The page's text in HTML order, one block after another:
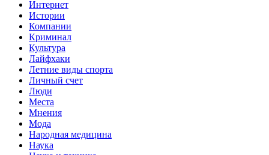
Интернет
Истории
Компании
Криминал
Культура
Лайфхаки
Летние виды спорта
Личный счет
Люди
Места
Мнения
Мода
Народная медицина
Наука